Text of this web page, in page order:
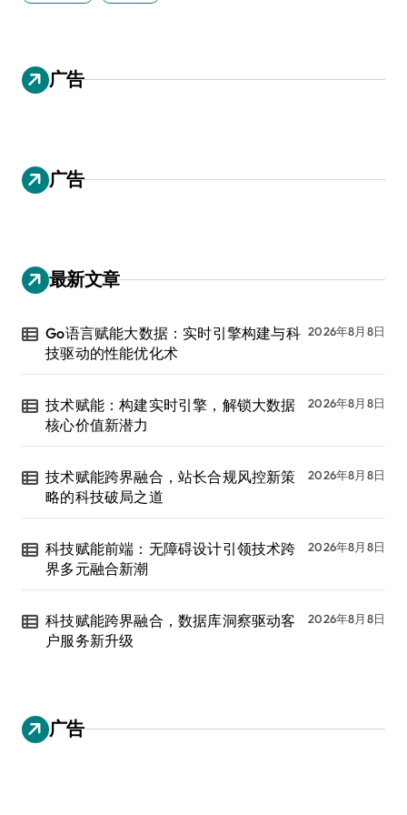
广告
广告
最新文章
Go语言赋能大数据：实时引擎构建与科
技驱动的性能优化术
2026年8月8日
技术赋能：构建实时引擎，解锁大数据
核心价值新潜力
2026年8月8日
技术赋能跨界融合，站长合规风控新策
略的科技破局之道
2026年8月8日
科技赋能前端：无障碍设计引领技术跨
界多元融合新潮
2026年8月8日
科技赋能跨界融合，数据库洞察驱动客
户服务新升级
2026年8月8日
广告